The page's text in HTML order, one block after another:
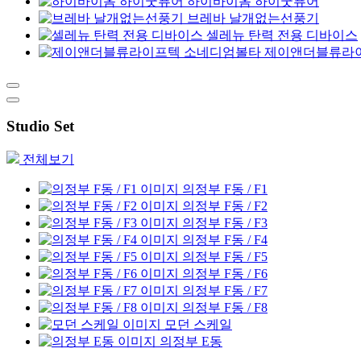
브레바 날개없는선풍기
셀레뉴 탄력 전용 디바이스
제이앤더블류라
Studio Set
전체보기
의정부 F동 / F1
의정부 F동 / F2
의정부 F동 / F3
의정부 F동 / F4
의정부 F동 / F5
의정부 F동 / F6
의정부 F동 / F7
의정부 F동 / F8
모던 스케일
의정부 E동